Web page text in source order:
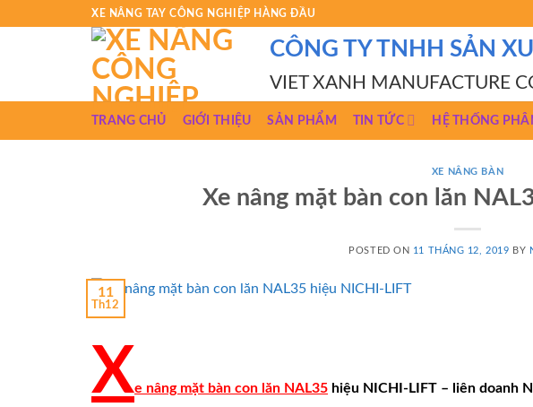
XE NÂNG TAY CÔNG NGHIỆP HÀNG ĐẦU
CÔNG TY TNHH SẢN
VIET XANH MANUFACTURE
TRANG CHỦ GIỚI THIỆU SẢN PHẨM TIN TỨC HỆ THỐNG
XE NÂNG BÀN
Xe nâng mặt bàn con lăn
POSTED ON 11 THÁNG 12, 2019 BY
11
Th12
Xe nâng mặt bàn con lăn NAL35 hiệu NICHI-LIFT – liên doanh